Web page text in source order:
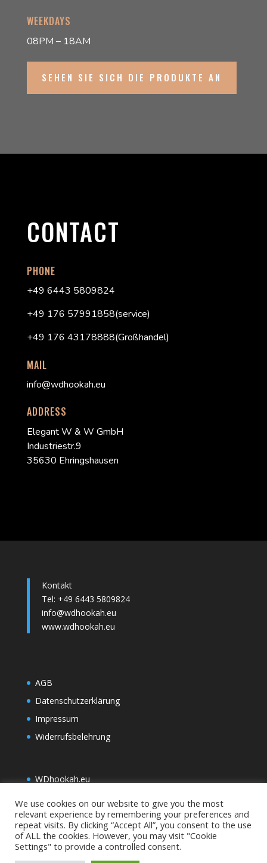
WEEKDAYS
08PM – 18AM
SEHEN SIE SICH DIE PRODUKTE AN
CONTACT
PHONE
+49 6443 5809824
+49 176 57991858(service)
+49 176 43178888(Großhandel)
MAIL
info@wdhookah.eu
ADDRESS
Elegant W & W GmbH
Industriestr.9
35630 Ehringshausen
Kontakt
Tel: +49 6443 5809824
info@wdhookah.eu
www.wdhookah.eu
AGB
Datenschutzerklärung
Impressum
Widerrufsbelehrung
WDhookah.eu
We use cookies on our website to give you the most
relevant experience by remembering your preferences and
repeat visits. By clicking “Accept All”, you consent to the use
of ALL the cookies. However, you may visit "Cookie
Settings" to provide a controlled consent.